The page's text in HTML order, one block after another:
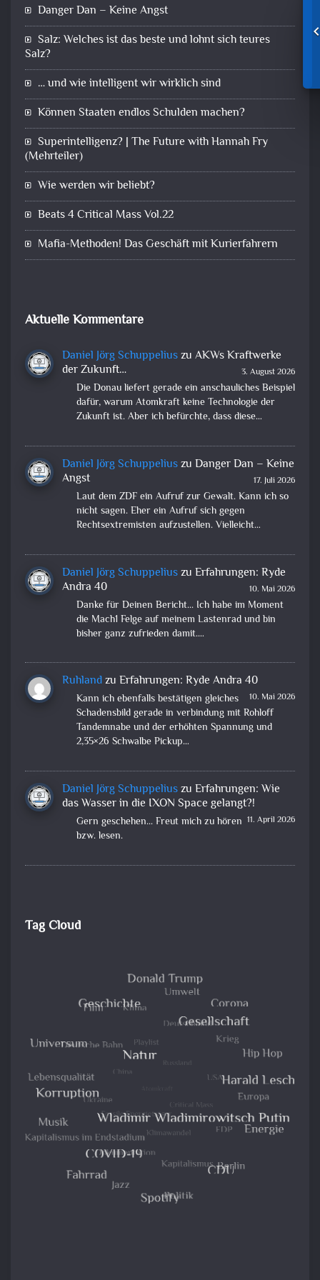
Danger Dan – Keine Angst
Salz: Welches ist das beste und lohnt sich teures
Salz?
… und wie intelligent wir wirklich sind
Können Staaten endlos Schulden machen?
Superintelligenz? | The Future with Hannah Fry
(Mehrteiler)
Wie werden wir beliebt?
Beats 4 Critical Mass Vol.22
Mafia-Methoden! Das Geschäft mit Kurierfahrern
Aktuelle Kommentare
Daniel Jörg Schuppeliuszu AKWs Kraftwerke
der Zukunft…
3. August 2026
Die Donau liefert gerade ein anschauliches Beispiel
dafür, warum Atomkraft keine Technologie der
Zukunft ist. Aber ich befürchte, dass diese…
Daniel Jörg Schuppeliuszu Danger Dan – Keine
Angst
17. Juli 2026
Laut dem ZDF ein Aufruf zur Gewalt. Kann ich so
nicht sagen. Eher ein Aufruf sich gegen
Rechtsextremisten aufzustellen. Vielleicht…
Daniel Jörg Schuppeliuszu Erfahrungen: Ryde
Andra 40
10. Mai 2026
Danke für Deinen Bericht... Ich habe im Moment
die Mach1 Felge auf meinem Lastenrad und bin
bisher ganz zufrieden damit.…
Ruhlandzu Erfahrungen: Ryde Andra 40
10. Mai 2026
Kann ich ebenfalls bestätigen gleiches
Schadensbild gerade in verbindung mit Rohloff
Tandemnabe und der erhöhten Spannung und
2,35×26 Schwalbe Pickup…
Daniel Jörg Schuppeliuszu Erfahrungen: Wie
das Wasser in die IXON Space gelangt?!
11. April 2026
Gern geschehen... Freut mich zu hören
bzw. lesen.
Tag Cloud